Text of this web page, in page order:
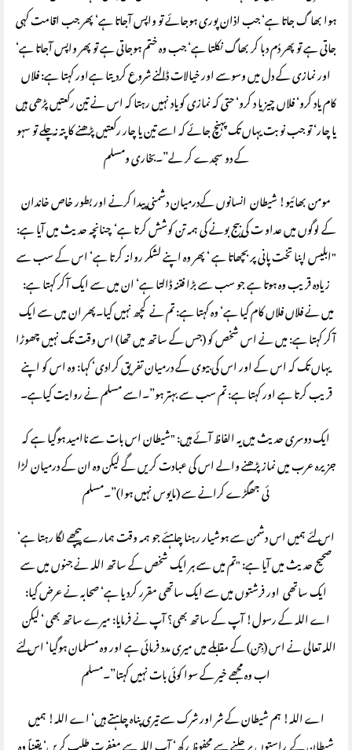
ہوا بھا گ جاتا ہے‘ جب اذان پوری ہوجائے تو واپس آجاتا ہے‘ پھر جب اقامت کہی
جاتی ہے تو پھر دُم دبا کر بھاگ نکلتا ہے‘ جب وہ ختم ہوجاتی ہے تو پھر واپس آجاتا ہے‘
اور نمازی کے دل میں وسوسے اور خیالات ڈالنے شروع کردیتا ہےاور کہتا ہے: فلاں
کام یاد کرو‘ فلاں چیز یا د کرو‘ حتی کہ نمازی کویاد نہیں رہتا کہ اس نے تین رکعتیں پڑھی ہیں
یا چار‘ تو جب نوبت یہاں تک پہنچ جائے کہ اسے تین یا چار رکعتیں پڑھنے کا پتہ نہ چلے تو سہو
کے دو سجدے کر لے”۔بخاری ومسلم
مومن بھائیو! شیطان انسانوں کےدرمیان دشمنی پیدا کرنے اور بطور خاص خاندان
کے لوگوں میں عداو ت کی بیج بونے کی ہمہ تن کوشش کرتا ہے‘ چنانچہ حدیث میں آیا ہے:
"ابلیس اپنا تخت پانی پر بچھاتا ہے ‘ پھر وہ اپنے لشکر روانہ کرتا ہے‘ اس کے سب سے
زیادہ قریب وہ ہوتا ہے جو سب سے بڑا فتنہ ڈالتا ہے‘ ان میں سے ایک آکر کہتا ہے:
میں نے فلاں فلاں کام کیا ہے‘ وہ کہتا ہے: تم نے کچھ نہیں کیا۔پھر ان میں سے ایک
آکر کہتا ہے: میں نے اس شخص کو (جس کے ساتھ میں تھا) اس وقت تک نہیں چھوڑا
یہاں تک کہ اس کے اور اس کی بیوی کے درمیان تفریق کرادی‘ کہا: وہ اس کو اپنے
قریب کرتا ہے اور کہتا ہے: تم سب سے بہتر ہو”۔اسے مسلم نے روایت کیاہے۔
ایک دوسری حدیث میں یہ الفاظ آئے ہیں: "شیطان اس بات سے ناامید ہوگیا ہے کہ
جزیرہ عرب میں نماز پڑھنے والے اس کی عبادت کریں گے لیکن وہ ان کے درمیان لڑا
ئی جھگڑے کرانے سے (مایوس نہیں ہوا)”۔مسلم
اس لئے ہمیں اس دشمن سے ہوشیار رہنا چاہئے جو ہمہ وقت ہمارے پیچھے لگا رہتا ہے‘
صحیح حدیث میں آیا ہے: "تم میں سے ہر ایک شخص کے ساتھ اللہ نے جنوں میں سے
ایک ساتھی اور فرشتوں میں سے ایک ساتھی مقرر کردیا ہے‘ صحابہ نے عرض کیا:
اے اللہ کے رسول! آپ کے ساتھ بھی؟ آپ نے فرمایا: میرے ساتھ بھی ‘ لیکن
اللہ تعالی نے اس (جِن) کے مقابلے میں میری مدد فرمائی ہے اور وہ مسلمان ہوگیا‘ اس لئے
اب وہ مجھے خیر کے سوا کوئی بات نہیں کہتا”۔مسلم
اے اللہ! ہم شیطان کے شر اور شرک سے تیری پناہ چاہتے ہیں‘ اے اللہ! ہمیں